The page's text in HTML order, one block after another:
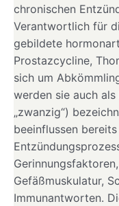
chronischen
Verantwortlich für
gebildete
Prostazcycline,
sich um
werden sie auch
„zwanzig“)
beeinflussen
Gefäßmuskulatur,
Immunantworten.